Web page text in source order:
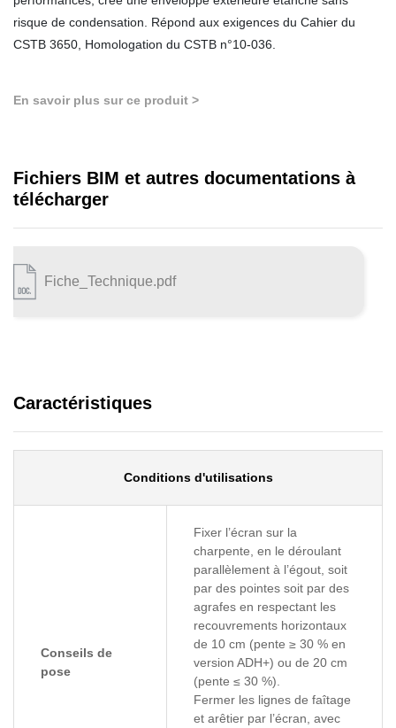
risque de condensation. Répond aux exigences du Cahier du
CSTB 3650, Homologation du CSTB n°10-036.
En savoir plus sur ce produit >
Fichiers BIM et autres documentations à
télécharger
Fiche_Technique.pdf
Caractéristiques
Conditions d'utilisations
Conseils de
pose
Fixer l’écran sur la
charpente, en le déroulant
parallèlement à l’égout, soit
par des pointes soit par des
agrafes en respectant les
recouvrements horizontaux
de 10 cm (pente ≥ 30 % en
version ADH+) ou de 20 cm
(pente ≤ 30 %).
Fermer les lignes de faîtage
et arêtier par l’écran, avec